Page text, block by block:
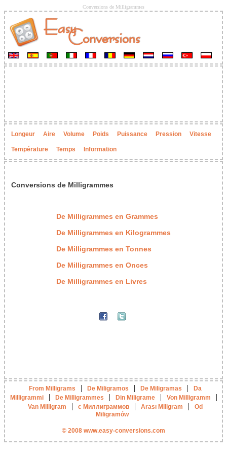
Conversions de Milligrammes
Longeur Aire Volume Poids Puissance Pression Vitesse
Température Temps Information
Conversions de Milligrammes
De Milligrammes en Grammes
De Milligrammes en Kilogrammes
De Milligrammes en Tonnes
De Milligrammes en Onces
De Milligrammes en Livres
From Milligrams | De Miligramos | De Miligramas |
Da
Milligrammi
| De Milligrammes | Din Miligrame | Von Milligramm |
Van Milligram | с Миллиграммов | Arası Miligram |
Od
Miligramów
© 2008 www.easy-conversions.com